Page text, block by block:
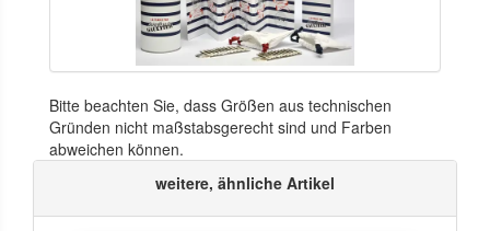
Bitte beachten Sie, dass Größen aus technischen
Gründen nicht maßstabsgerecht sind und Farben
abweichen können.
weitere, ähnliche Artikel